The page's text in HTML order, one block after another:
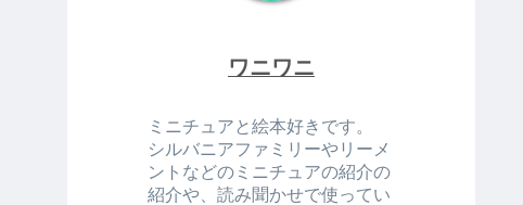
ワニワニ
ミニチュアと絵本好きです。
シルバニアファミリーやリーメ
ントなどのミニチュアの紹介の
紹介や、読み聞かせで使ってい